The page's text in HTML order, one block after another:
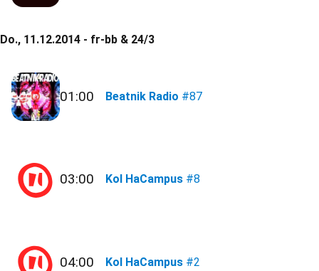
Do., 11.12.2014 - fr-bb & 24/3
01:00 Beatnik Radio #87
03:00 Kol HaCampus #8
04:00 Kol HaCampus #2